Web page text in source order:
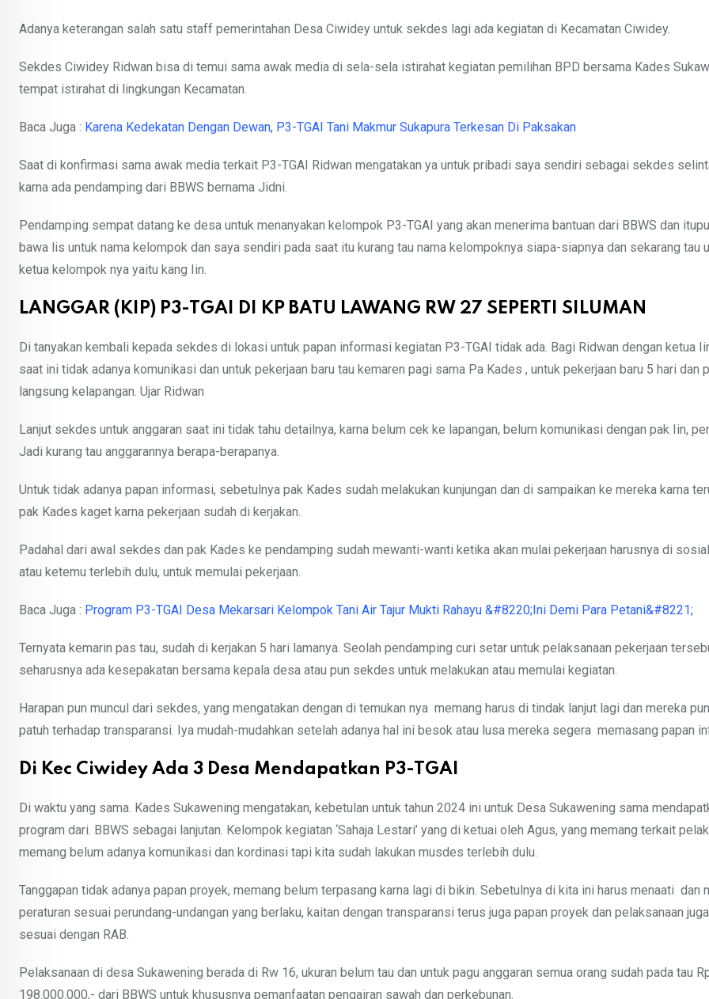
Adanya keterangan salah satu staff pemerintahan Desa Ciwidey untuk sekdes lagi ada kegiatan di Kecamatan Ciwidey.
Sekdes Ciwidey Ridwan bisa di temui sama awak media di sela-sela istirahat kegiatan pemilihan BPD bersama Kades
tempat istirahat di lingkungan Kecamatan.
Baca Juga : Karena Kedekatan Dengan Dewan, P3-TGAI Tani Makmur Sukapura Terkesan Di Paksakan
Saat di konfirmasi sama awak media terkait P3-TGAI Ridwan mengatakan ya untuk pribadi saya sendiri sebagai sekdes
karna ada pendamping dari BBWS bernama Jidni.
Pendamping sempat datang ke desa untuk menanyakan kelompok P3-TGAI yang akan menerima bantuan dari BBWS dan
bawa lis untuk nama kelompok dan saya sendiri pada saat itu kurang tau nama kelompoknya siapa-siapnya dan sekarang tau
ketua kelompok nya yaitu kang Iin.
LANGGAR (KIP) P3-TGAI DI KP BATU LAWANG RW 27 SEPERTI SILUMAN
Di tanyakan kembali kepada sekdes di lokasi untuk papan informasi kegiatan P3-TGAI tidak ada. Bagi Ridwan dengan ketua
saat ini tidak adanya komunikasi dan untuk pekerjaan baru tau kemaren pagi sama Pa Kades , untuk pekerjaan baru 5 hari dan
langsung kelapangan. Ujar Ridwan
Lanjut sekdes untuk anggaran saat ini tidak tahu detailnya, karna belum cek ke lapangan, belum komunikasi dengan pak Iin,
Jadi kurang tau anggarannya berapa-berapanya.
Untuk tidak adanya papan informasi, sebetulnya pak Kades sudah melakukan kunjungan dan di sampaikan ke mereka karna
pak Kades kaget karna pekerjaan sudah di kerjakan.
Padahal dari awal sekdes dan pak Kades ke pendamping sudah mewanti-wanti ketika akan mulai pekerjaan harusnya di
atau ketemu terlebih dulu, untuk memulai pekerjaan.
Baca Juga : Program P3-TGAI Desa Mekarsari Kelompok Tani Air Tajur Mukti Rahayu &#8220;Ini Demi Para Petani&#8221;
Ternyata kemarin pas tau, sudah di kerjakan 5 hari lamanya. Seolah pendamping curi setar untuk pelaksanaan pekerjaan
seharusnya ada kesepakatan bersama kepala desa atau pun sekdes untuk melakukan atau memulai kegiatan.
Harapan pun muncul dari sekdes, yang mengatakan dengan di temukan nya memang harus di tindak lanjut lagi dan mereka
patuh terhadap transparansi. Iya mudah-mudahkan setelah adanya hal ini besok atau lusa mereka segera memasang papan
Di Kec Ciwidey Ada 3 Desa Mendapatkan P3-TGAI
Di waktu yang sama. Kades Sukawening mengatakan, kebetulan untuk tahun 2024 ini untuk Desa Sukawening sama
program dari. BBWS sebagai lanjutan. Kelompok kegiatan ‘Sahaja Lestari’ yang di ketuai oleh Agus, yang memang terkait
memang belum adanya komunikasi dan kordinasi tapi kita sudah lakukan musdes terlebih dulu.
Tanggapan tidak adanya papan proyek, memang belum terpasang karna lagi di bikin. Sebetulnya di kita ini harus menaati dan
peraturan sesuai perundang-undangan yang berlaku, kaitan dengan transparansi terus juga papan proyek dan pelaksanaan
sesuai dengan RAB.
Pelaksanaan di desa Sukawening berada di Rw 16, ukuran belum tau dan untuk pagu anggaran semua orang sudah pada tau
198.000.000,- dari BBWS untuk khususnya pemanfaatan pengairan sawah dan perkebunan.